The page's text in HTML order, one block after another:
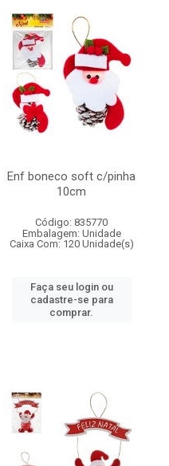
Enf boneco soft c/pinha
10cm
Código: 835770
Embalagem: Unidade
Caixa Com: 120 Unidade(s)
Faça seu login ou
cadastre-se para
comprar.